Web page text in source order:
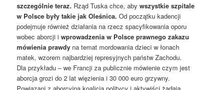
szczególnie teraz. Rząd Tuska chce, abywszystkie szpitale
w Polsce były takie jak Oleśnica.Od początku kadencji
podejmuje również działania na rzecz spacyfikowania oporu
wobec aborcji iwprowadzenia w Polsce prawnego zakazu
mówienia prawdy na temat mordowania dzieci w łonach
matek, wzorem najbardziej represyjnych państw Zachodu.
Dla przykładu – we Francji za publicznie mówienie czym jest
aborcja grozi do 2 lat więzienia i 30 000 euro grzywny.